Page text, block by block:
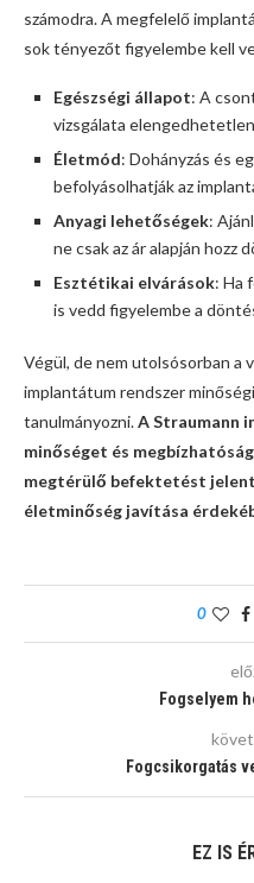
számodra. A megfelelő
sok tényezőt figyelembe kell
Egészségi állapot: A
vizsgálata
Életmód: Dohányzás és
befolyásolhatják az
Anyagi lehetőségek:
ne csak az ár alapján hozz
Esztétikai elvárások: Ha
is vedd figyelembe a
Végül, de nem utolsósorban a
implantátum rendszer
tanulmányozni.A Straumann
minőséget és
megtérülő befektetést
életminőség javítása
0
Fogselyem
Fogcsikorgatás
EZ IS